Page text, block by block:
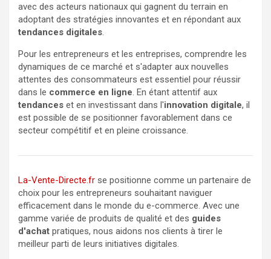
avec des acteurs nationaux qui gagnent du terrain en
adoptant des stratégies innovantes et en répondant aux
tendances digitales.
Pour les entrepreneurs et les entreprises, comprendre les
dynamiques de ce marché et s'adapter aux nouvelles
attentes des consommateurs est essentiel pour réussir
dans le commerce en ligne. En étant attentif aux
tendances et en investissant dans l'innovation digitale, il
est possible de se positionner favorablement dans ce
secteur compétitif et en pleine croissance.
La-Vente-Directe.fr se positionne comme un partenaire de
choix pour les entrepreneurs souhaitant naviguer
efficacement dans le monde du e-commerce. Avec une
gamme variée de produits de qualité et des guides
d'achat pratiques, nous aidons nos clients à tirer le
meilleur parti de leurs initiatives digitales.